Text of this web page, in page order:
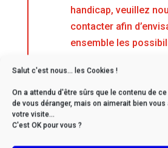
Salut c'est nous... les Cookies !
On a attendu d'être sûrs que le contenu de
de vous déranger, mais on aimerait bien
votre visite...
C'est OK pour vous ?
handicap, veuillez
contacter afin
ensemble les